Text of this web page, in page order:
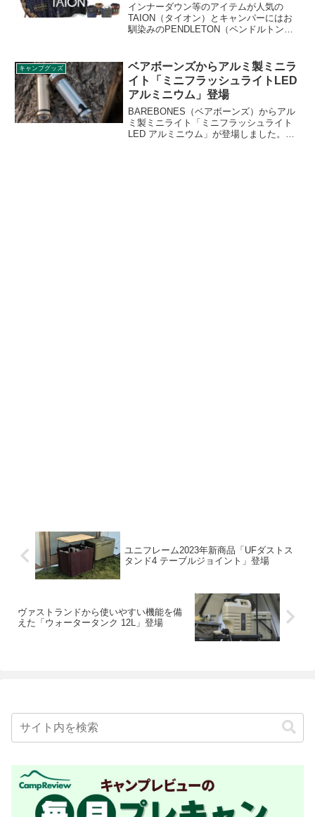
インナーダウン等のアイテムが人気の
TAION（タイオン）とキャンパーにはお
馴染みのPENDLETON（ペンドルトン）
はこの冬注目です。詳細をレビューしま
す。
キャンプグッズ
ベアボーンズからアルミ製ミニラ
イト「ミニフラッシュライトLED
アルミニウム」登場
BAREBONES（ベアボーンズ）からアル
ミ製ミニライト「ミニフラッシュライト
LED アルミニウム」が登場しました。コ
ユニフレーム2023年新商品「UFダストス
タンド4 テーブルジョイント」登場
ヴァストランドから使いやすい機能を備
えた「ウォータータンク 12L」登場